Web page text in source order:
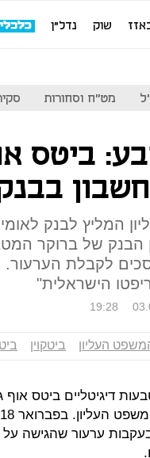
שוק נדל"ן
מט"ח וסחורות
ביטס
המליץ לבנק לאומי
הבנק של ברוקר
לקבלת
הישראלית"
19:28
העליון ביטקוין
דיגיטליים ביטס אוף
בפברואר 2018 קיבלה החברה
ערעור שהגישה